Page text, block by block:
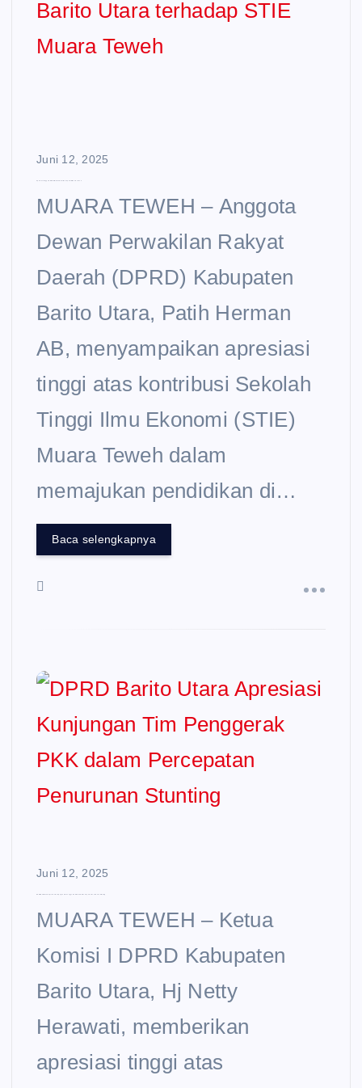
Juni 12, 2025
MUARA TEWEH – Anggota
Dewan Perwakilan Rakyat
Daerah (DPRD) Kabupaten
Barito Utara, Patih Herman
AB, menyampaikan apresiasi
tinggi atas kontribusi Sekolah
Tinggi Ilmu Ekonomi (STIE)
Muara Teweh dalam
memajukan pendidikan di…
Baca selengkapnya
Juni 12, 2025
MUARA TEWEH – Ketua
Komisi I DPRD Kabupaten
Barito Utara, Hj Netty
Herawati, memberikan
apresiasi tinggi atas